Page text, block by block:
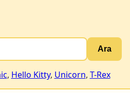
Ara
, Hello Kitty, Unicorn, T-Rex